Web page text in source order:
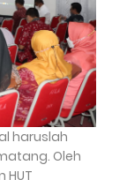
haruslah
Oleh